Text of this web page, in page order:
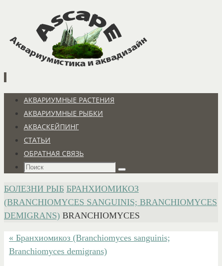
содержимому
Перейти
содержимому
АКВАРИУМНЫЕ РАСТЕНИЯ
АКВАРИУМНЫЕ РЫБКИ
АКВАСКЕЙПИНГ
СТАТЬИ
ОБРАТНАЯ СВЯЗЬ
Что
Поиск
ГЛАВНАЯ
БОЛЕЗНИ РЫБ БРАНХИОМИКОЗ
(BRANCHIOMYCES SANGUINIS; BRANCHIOMYCES
DEMIGRANS) BRANCHIOMYCES
« Бранхиомикоз (Branchiomyces sanguinis;
Branchiomyces demigrans)